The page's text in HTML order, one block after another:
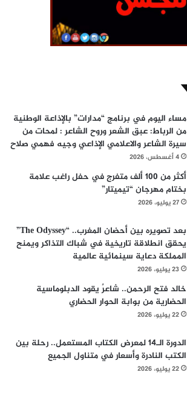
مساء اليوم في برنامج “مدارات” بالإذاعة الوطنية
من الرباط: عبق الشعر وروح الشاعر : لمحات من
سيرة الشاعر والاعلامي الإذاعي وجيه فهمي صلاح
4 أغسطس، 2026
أكثر من 100 ألف متفرج في حفل راغب علامة
بختام مهرجان “تيميتار”
27 يوليو، 2026
بعد تصويره بين أحضان المغرب.. “The Odyssey”
يحقق انطلاقة تاريخية في شباك التذاكر ويمنح
المملكة دعاية سينمائية عالمية
23 يوليو، 2026
خالد فتح الرحمن.. شاعرٌ يقود الدبلوماسية
الحضارية من بوابة الحوار الحضاري
22 يوليو، 2026
الدورة الـ14 لمعرض الكتاب المستعمل.. رحلة بين
الكتب النادرة وأسعار في متناول الجميع
22 يوليو، 2026